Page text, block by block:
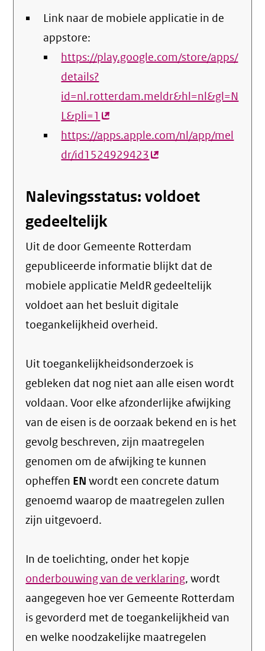
Link naar de mobiele applicatie in de
appstore:
https://play.google.com/store/apps/
details?
id=nl.rotterdam.meldr&hl=nl&gl=N
L&pli=1 (externe
link)
https://apps.apple.com/nl/app/mel
dr/id1524929423 (externe
Nalevingsstatus: voldoet
gedeeltelijk
Uit de door Gemeente Rotterdam
gepubliceerde informatie blijkt dat de
mobiele applicatie MeldR gedeeltelijk
voldoet aan het besluit digitale
toegankelijkheid overheid.
Uit toegankelijkheidsonderzoek is
gebleken dat nog niet aan alle eisen wordt
voldaan. Voor elke afzonderlijke afwijking
van de eisen is de oorzaak bekend en is het
gevolg beschreven, zijn maatregelen
genomen om de afwijking te kunnen
opheffen EN wordt een concrete datum
genoemd waarop de maatregelen zullen
zijn uitgevoerd.
In de toelichting, onder het kopje
onderbouwing van de verklaring, wordt
aangegeven hoe ver Gemeente Rotterdam
is gevorderd met de toegankelijkheid van
en welke noodzakelijke maatregelen